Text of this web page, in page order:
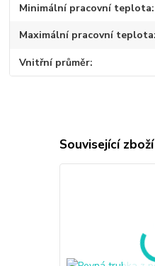
Minimální pracovní teplota
Maximální pracovní teplota
Vnitřní průměr
Související zboží